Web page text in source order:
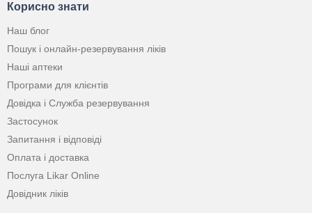
Корисно знати
Наш блог
Пошук і онлайн-резервування ліків
Наші аптеки
Програми для клієнтів
Довідка і Служба резервування
Застосунок
Запитання і відповіді
Оплата і доставка
Послуга Likar Online
Довідник ліків